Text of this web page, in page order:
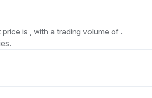
is , with a trading volume of .